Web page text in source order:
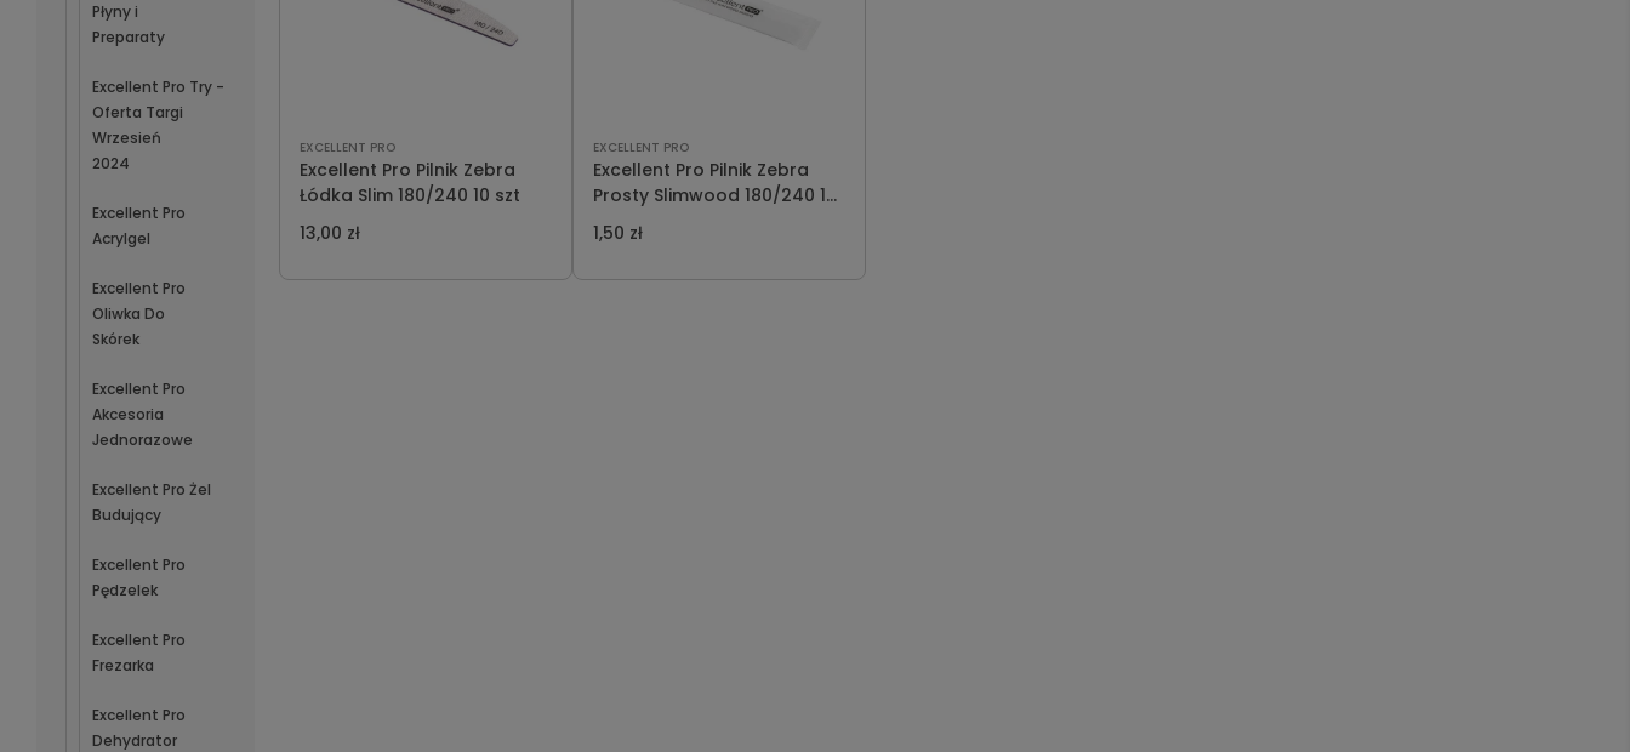
Płyny i
Preparaty
Excellent Pro Try -
Oferta Targi
Wrzesień
2024
Excellent Pro
Acrylgel
Excellent Pro
Oliwka Do
Skórek
Excellent Pro
Akcesoria
Jednorazowe
Excellent Pro Żel
Budujący
Excellent Pro
Pędzelek
Excellent Pro
Frezarka
Excellent Pro
Dehydrator
EXCELLENT PRO
Excellent Pro Pilnik Zebra
Łódka Slim 180/240 10 szt
13,00 zł
EXCELLENT PRO
Excellent Pro Pilnik Zebra
Prosty Slimwood 180/240 1
szt
1,50 zł